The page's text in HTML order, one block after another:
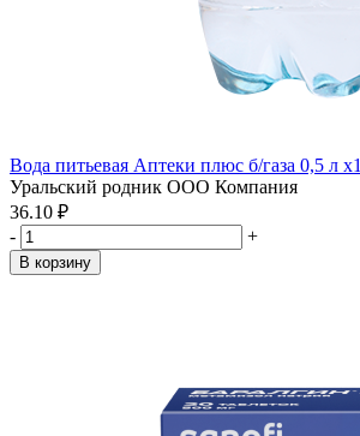
Вода питьевая Аптеки плюс б/газа 0,5 л x1
Уральский родник ООО Компания
36.10 ₽
-
+
В корзину